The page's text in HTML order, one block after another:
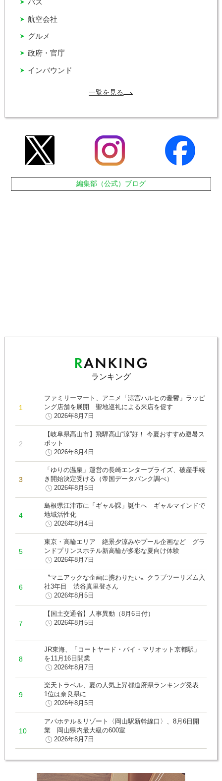
インバウンド
グルメ
バス
政府・官庁
航空会社
一覧を見る
編集部（公式）ブログ
ランキング
ファミリーマート、アニメ「涼宮ハルヒの憂鬱」ラッピ
ング店舗を展開 聖地巡礼による来店を促す
2026年8月7日
【岐阜県高山市】飛騨高山“涼”好！ 今夏おすすめ避暑ス
ポット
2026年8月4日
「ゆりの温泉」運営の長崎エンタープライズ、破産手続
き開始決定受ける（帝国データバンク調べ）
2026年8月5日
島根県江津市に「ギャル課」誕生へ ギャルマインドで
地域活性化
2026年8月4日
東京・高輪エリア 絶景夕涼みやプール企画など グラ
ンドプリンスホテル新高輪が多彩な夏向け体験
2026年8月7日
〝マニアックな企画に携わりたい〟クラブツーリズム入
社3年目 渋谷真里登さん
2026年8月5日
【国土交通省】人事異動（8月6日付）
2026年8月5日
JR東海、「コートヤード・バイ・マリオット京都駅」
を11月16日開業
2026年8月7日
楽天トラベル、夏の人気上昇都道府県ランキング発表
1位は奈良県に
2026年8月5日
アパホテル＆リゾート〈岡山駅新幹線口〉、8月6日開
業 岡山県内最大級の600室
2026年8月7日